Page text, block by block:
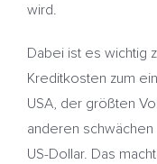
wird.
Dabei ist es wichtig
Kreditkosten zum
USA, der größten
anderen
US-Dollar. Das